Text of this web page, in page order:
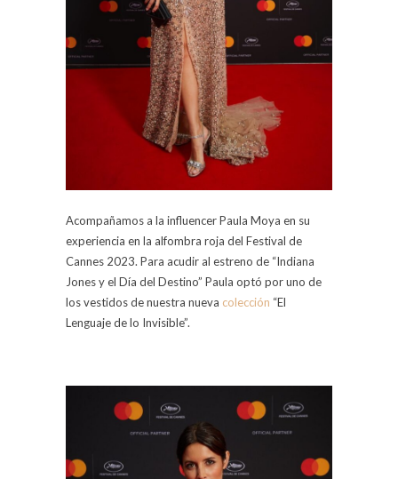
Acompañamos a la influencer Paula Moya en su
experiencia en la alfombra roja del Festival de
Cannes 2023. Para acudir al estreno de “Indiana
Jones y el Día del Destino” Paula optó por uno de
los vestidos de nuestra nueva colección “El
Lenguaje de lo Invisible”.